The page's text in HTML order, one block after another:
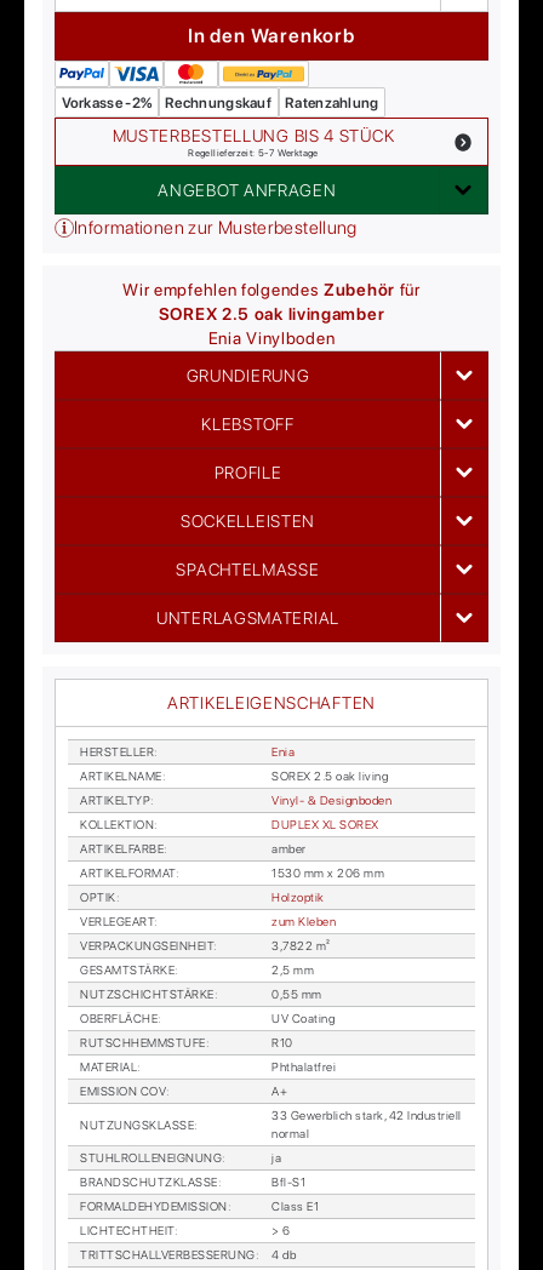
In den Warenkorb
Vorkasse -2% Rechnungskauf Ratenzahlung
MUSTERBESTELLUNG BIS 4 STÜCK
Regellieferzeit: 5-7 Werktage
ANGEBOT ANFRAGEN
Informationen zur Musterbestellung
Wir empfehlen folgendesZubehör für
SOREX 2.5 oak livingamber
Enia Vinylboden
GRUNDIERUNG
KLEBSTOFF
PROFILE
SOCKELLEISTEN
SPACHTELMASSE
UNTERLAGSMATERIAL
ARTIKELEIGENSCHAFTEN
HER­STEL­LER:
Enia
AR­TI­KEL­NA­ME:
SOREX 2.5 oak li­ving
AR­TI­KEL­TYP:
Vi­nyl- & De­sign­bo­den
KOL­LEK­TI­ON:
DU­PLEX XL SOREX
AR­TI­KEL­FAR­BE:
am­ber
AR­TI­KEL­FOR­MAT:
1530 mm x 206 mm
OP­TIK:
Holz­op­tik
VER­LE­GE­ART:
zum Kle­ben
VER­PA­CKUNGS­EIN­HEIT:
3,7822 m²
GE­SAMT­STÄR­KE:
2,5 mm
NUTZ­SCHICHT­STÄR­KE:
0,55 mm
OBER­FLÄ­CHE:
UV Coa­ting
RUTSCH­HEMM­STU­FE:
R10
MA­TE­RI­AL:
Phtha­lat­frei
EMIS­SI­ON COV: A+
NUT­ZUNGS­KLAS­SE:
33 Ge­werb­lich stark, 42 In­dus­tri­ell
nor­mal
STUHL­ROL­LEN­EIG­NUNG:
ja
BRAND­SCHUTZ­KLAS­SE:
Bfl-S1
FORM­ALDE­HY­DE­MIS­SI­ON:
Class E1
LICHTECHT­HEIT:
> 6
TRITT­SCHALL­VER­BES­SE­RUNG:
4 db